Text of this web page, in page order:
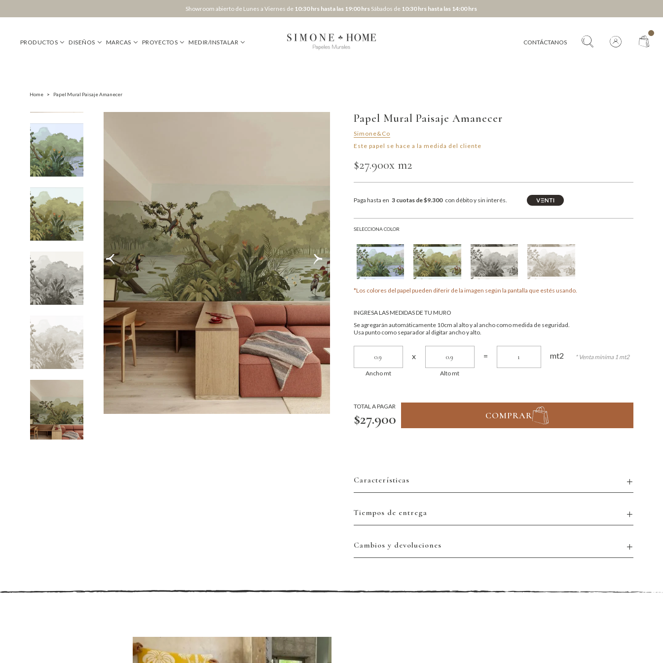
Showroom abierto de Lunes a Viernes de 10:30 hrs hasta las 19:00 hrs Sábados de 10:30 hrs hasta las 14:00 hrs
PRODUCTOS DISEÑOS MARCAS PROYECTOS MEDIR/INSTALAR CONTÁCTANOS
Home > Papel Mural Paisaje Amanecer
Papel Mural Paisaje Amanecer
Simone&Co
Este papel se hace a la medida del cliente
$27.900x m2
Paga hasta en 3 cuotas de $9.300 con débito y sin interés.
SELECCIONA COLOR
*Los colores del papel pueden diferir de la imagen según la pantalla que estés usando.
INGRESA LAS MEDIDAS DE TU MURO
Se agregarán automáticamente 10cm al alto y al ancho como medida de seguridad.
Usa punto como separador al digitar ancho y alto.
Ancho mt
x
Alto mt
= mt2 * Venta minima 1 mt2
TOTAL A PAGAR
$27.900 COMPRAR
Características
Tiempos de entrega
Cambios y devoluciones